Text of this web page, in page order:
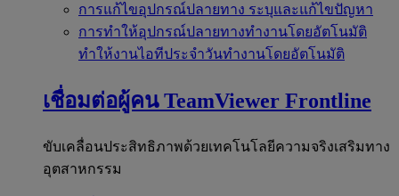
การแก้ไขอุปกรณ์ปลายทาง ระบุและแก้ไขปัญหา
การทำให้อุปกรณ์ปลายทางทำงานโดยอัตโนมัติ
ทำให้งานไอทีประจำวันทำงานโดยอัตโนมัติ
เชื่อมต่อผู้คน TeamViewer Frontline
ขับเคลื่อนประสิทธิภาพด้วยเทคโนโลยีความจริงเสริมทาง
อุตสาหกรรม